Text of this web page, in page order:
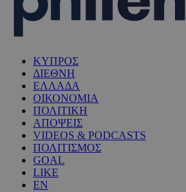
ΚΥΠΡΟΣ
ΔΙΕΘΝΗ
ΕΛΛΑΔΑ
ΟΙΚΟΝΟΜΙΑ
ΠΟΛΙΤΙΚΗ
ΑΠΟΨΕΙΣ
VIDEOS & PODCASTS
ΠΟΛΙΤΙΣΜΟΣ
GOAL
LIKE
EN